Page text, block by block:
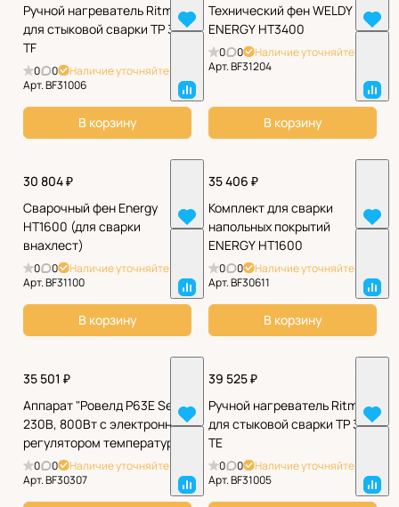
Ручной нагреватель Ritmo
для стыковой сварки TP 300
TF
0 0
Наличие уточняйте
Арт.BF31006
В корзину
Технический фен WELDY
ENERGY HT3400
0 0
Наличие уточняйте
Арт.BF31204
В корзину
30 804 ₽
Сварочный фен Energy
HT1600 (для сварки
внахлест)
0 0
Наличие уточняйте
Арт.BF31100
В корзину
35 406 ₽
Комплект для сварки
напольных покрытий
ENERGY HT1600
0 0
Наличие уточняйте
Арт.BF30611
В корзину
35 501 ₽
Аппарат "Ровелд P63E Set"
230В, 800Вт с электронным
регулятором температуры:
200 C-280 C
0 0
Наличие уточняйте
Арт.BF30307
39 525 ₽
Ручной нагреватель Ritmo
для стыковой сварки TP 300
TE
0 0
Наличие уточняйте
Арт.BF31005